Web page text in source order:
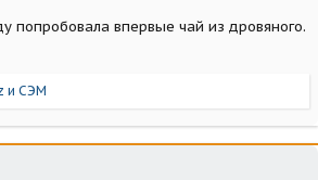
попробовала впервые чай из дровяного.
и СЭМ